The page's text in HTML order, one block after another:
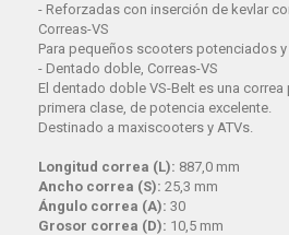
- Reforzadas con inserción de kevlar
Correas-VS
Para pequeños scooters potenciados
- Dentado doble, Correas-VS
El dentado doble VS-Belt es una
primera clase, de potencia excelente.
Destinado a maxiscooters y ATVs.
Longitud correa (L): 887,0 mm
Ancho correa (S): 25,3 mm
Ángulo correa (A): 30
Grosor correa (D): 10,5 mm